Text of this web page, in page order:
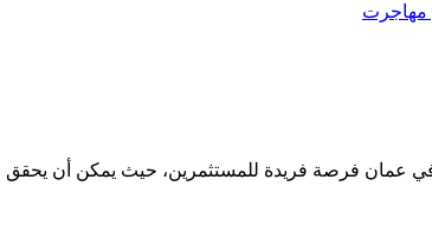
مهاجرت
عمان فرصة فريدة للمستثمرين، حيث يمكن أن يحقق